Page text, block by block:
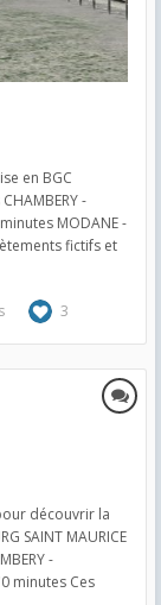
en BGC
-
minutes MODANE -
fictifs et
3
découvrir la
SAINT MAURICE
-
minutes Ces